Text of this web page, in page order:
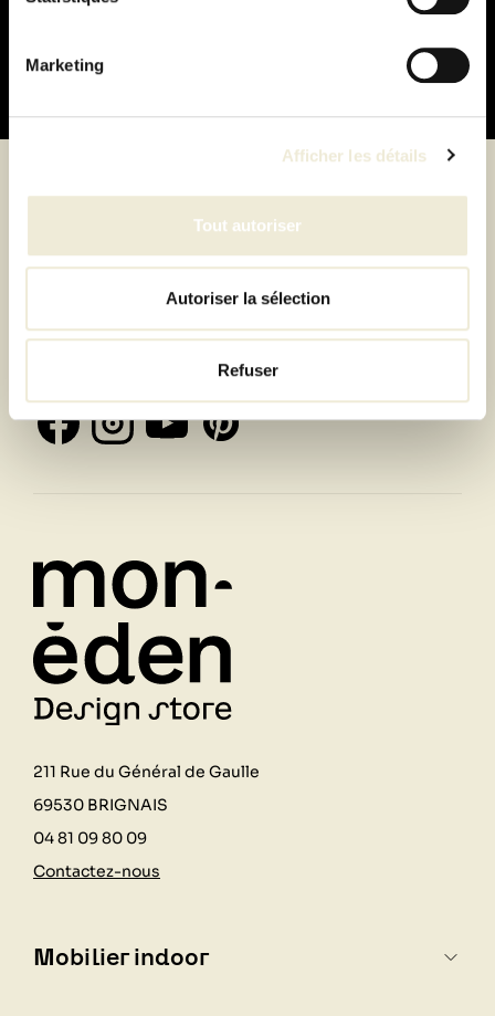
Marketing
Afficher les détails
Tout autoriser
Autoriser la sélection
Refuser
Suivez-nous
Inscrivez-vous à la newsletter et recevez toutes les
211 Rue du Général de Gaulle
69530 BRIGNAIS
04 81 09 80 09
Contactez-nous
Mobilier indoor